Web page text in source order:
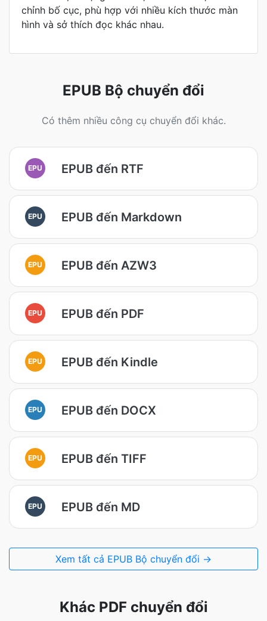
chỉnh bố cục, phù hợp với nhiều kích thước màn
hình và sở thích đọc khác nhau.
EPUB Bộ chuyển đổi
Có thêm nhiều công cụ chuyển đổi khác.
EPU EPUB đến RTF
EPU EPUB đến Markdown
EPU EPUB đến AZW3
EPU EPUB đến PDF
EPU EPUB đến Kindle
EPU EPUB đến DOCX
EPU EPUB đến TIFF
EPU EPUB đến MD
Xem tất cả EPUB Bộ chuyển đổi →
Khác PDF chuyển đổi